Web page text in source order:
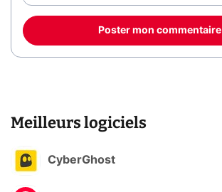
Poster mon commentaire
Meilleurs logiciels
CyberGhost